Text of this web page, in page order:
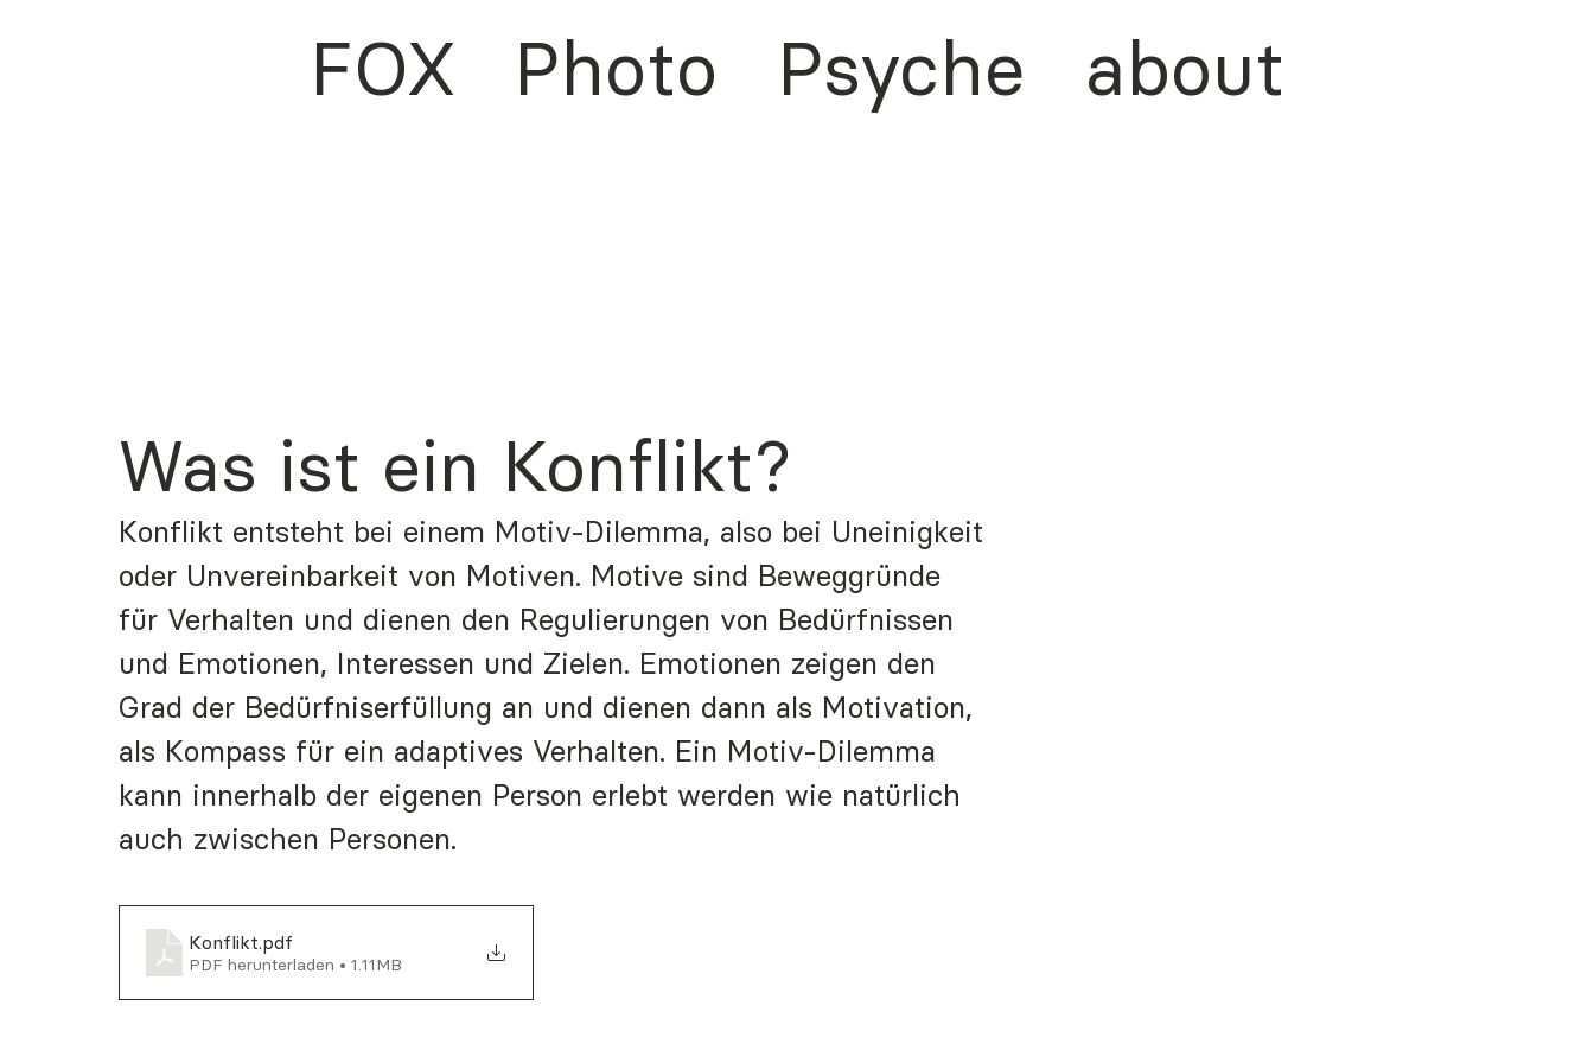
FOX Photo Psyche about
Was ist ein Konflikt?
Konflikt entsteht bei einem Motiv-Dilemma, also bei Uneinigkeit
oder Unvereinbarkeit von Motiven. Motive sind Beweggründe
für Verhalten und dienen den Regulierungen von Bedürfnissen
und Emotionen, Interessen und Zielen. Emotionen zeigen den
Grad der Bedürfniserfüllung an und dienen dann als Motivation,
als Kompass für ein adaptives Verhalten. Ein Motiv-Dilemma
kann innerhalb der eigenen Person erlebt werden wie natürlich
auch zwischen Personen.
Konflikt.pdf
PDF herunterladen • 1.11MB